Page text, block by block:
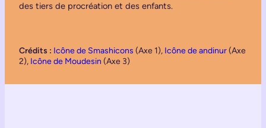
des tiers de procréation et des enfants.
Crédits : Icône de Smashicons (Axe 1), Icône de andinur(Axe
2), Icône de Moudesin (Axe 3)